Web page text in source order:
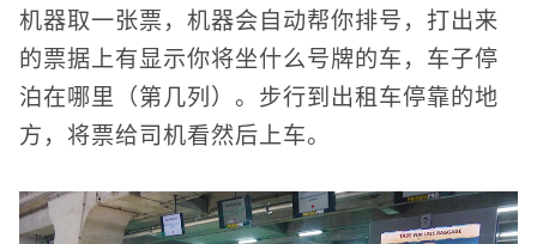
机器取一张票，机器会自动帮你排号，打出来
的票据上有显示你将坐什么号牌的车，车子停
泊在哪里（第几列）。步行到出租车停靠的地
方，将票给司机看然后上车。